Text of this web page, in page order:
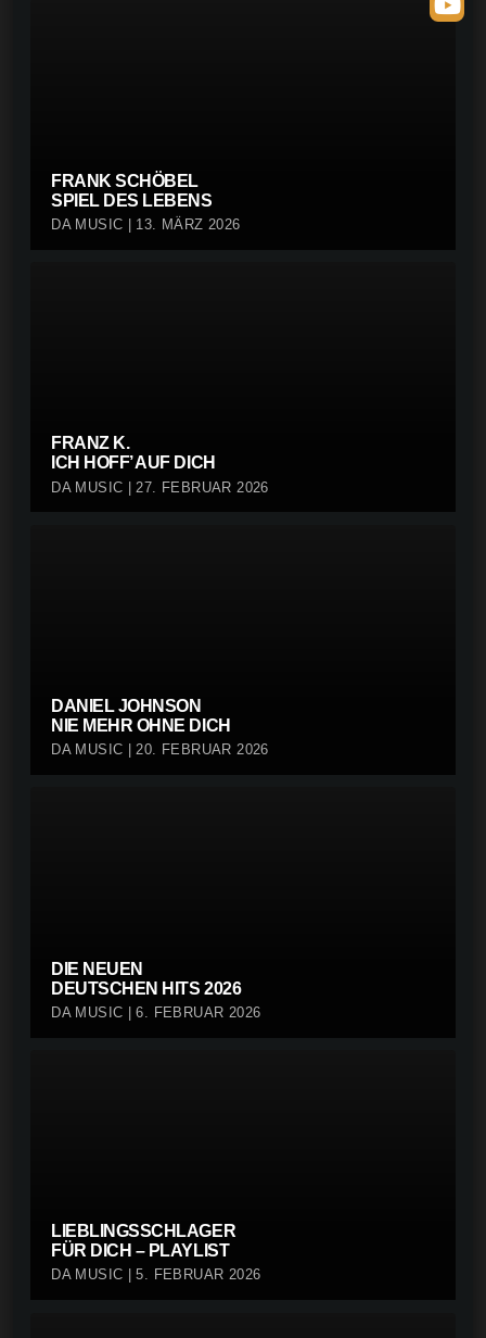
FRANK SCHÖBEL
SPIEL DES LEBENS
DA MUSIC | 13. MÄRZ 2026
FRANZ K.
ICH HOFF’ AUF DICH
DA MUSIC | 27. FEBRUAR 2026
DANIEL JOHNSON
NIE MEHR OHNE DICH
DA MUSIC | 20. FEBRUAR 2026
DIE NEUEN
DEUTSCHEN HITS 2026
DA MUSIC | 6. FEBRUAR 2026
LIEBLINGSSCHLAGER
FÜR DICH – PLAYLIST
DA MUSIC | 5. FEBRUAR 2026